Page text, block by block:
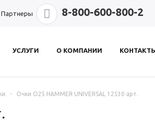
Партнеры 8-800-600-800-2
УСЛУГИ О КОМПАНИИ
- Очки О25 HAMMER UNIVERSAL 12530 арт.